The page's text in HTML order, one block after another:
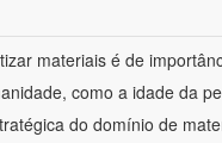
materiais é de
como a idade da
do domínio de